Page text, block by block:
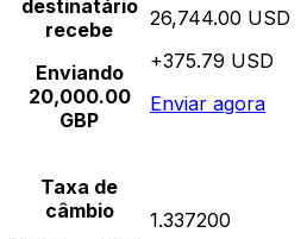
destinatário
recebe
Enviando
20,000.00
GBP
26,744.00 USD
+375.79 USD
Enviar agora
Taxa de
câmbio
1.337200